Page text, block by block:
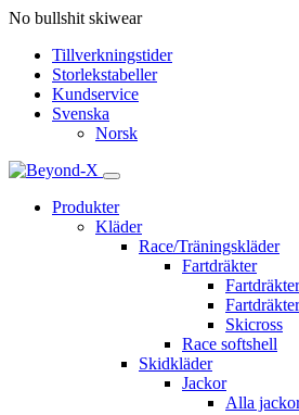
No bullshit skiwear
Tillverkningstider
Storlekstabeller
Kundservice
Svenska
Norsk
Produkter
Kläder
Race/Träningskläder
Fartdräkter
Skicross
Race softshell
Skidkläder
Jackor
Alla